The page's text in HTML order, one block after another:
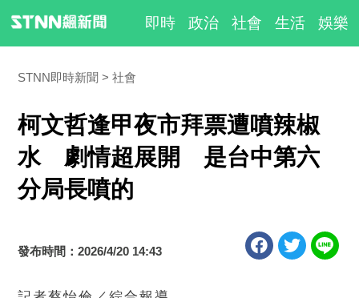
即時 政治 社會 生活 娛樂
STNN即時新聞 社會
柯文哲逢甲夜市拜票遭噴辣椒
水 劇情超展開 是台中第六
分局長噴的
發布時間：2026/4/20 14:43